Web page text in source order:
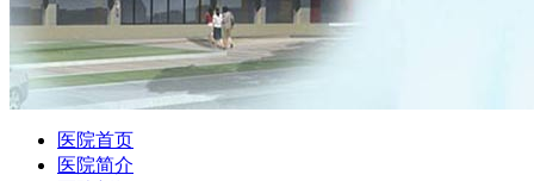
医院首页
医院简介